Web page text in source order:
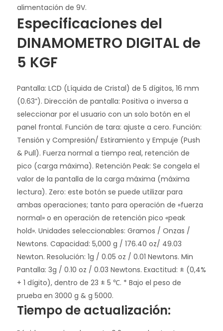
alimentación de 9V.
Especificaciones del
DINAMOMETRO DIGITAL de
5 KGF
Pantalla: LCD (Líquida de Cristal) de 5 dígitos, 16 mm
(0.63”). Dirección de pantalla: Positiva o inversa a
seleccionar por el usuario con un solo botón en el
panel frontal. Función de tara: ajuste a cero. Función:
Tensión y Compresión/ Estiramiento y Empuje (Push
& Pull). Fuerza normal a tiempo real, retención de
pico (carga máxima). Retención Peak: Se congela el
valor de la pantalla de la carga máxima (máxima
lectura). Zero: este botón se puede utilizar para
ambas operaciones; tanto para operación de «fuerza
normal» o en operación de retención pico «peak
hold». Unidades seleccionables: Gramos / Onzas /
Newtons. Capacidad: 5,000 g / 176.40 oz/ 49.03
Newton. Resolución: 1g / 0.05 oz / 0.01 Newtons. Min
Pantalla: 3g / 0.10 oz / 0.03 Newtons. Exactitud: ± (0,4%
+ 1 dígito), dentro de 23 ± 5 ℃. * Bajo el peso de
prueba en 3000 g & g 5000.
Tiempo de actualización: